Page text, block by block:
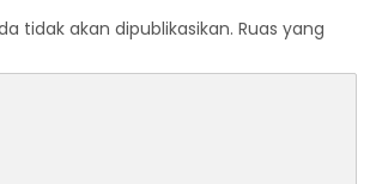
tidak akan dipublikasikan. Ruas yang